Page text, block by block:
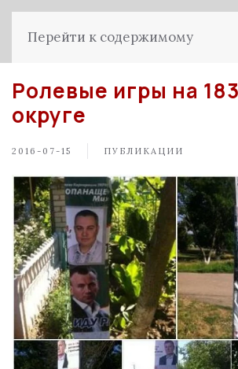
Перейти к содержимому
Ролевые игры на
округе
2016-07-15 ПУБЛИКАЦИИ